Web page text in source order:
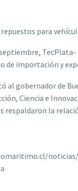
para
de importación y
al gobernador de
Ciencia e
respaldaron la